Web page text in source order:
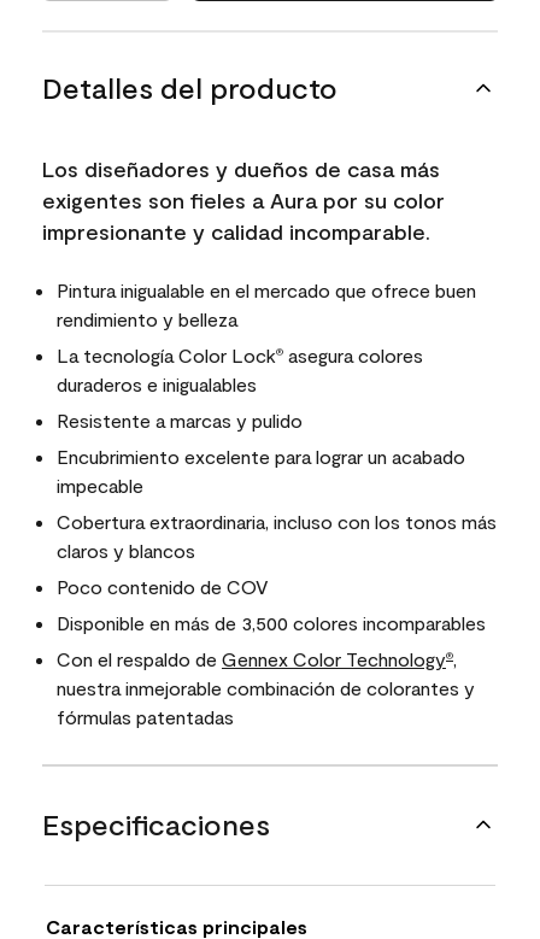
Detalles del producto
Los diseñadores y dueños de casa más
exigentes son fieles a Aura por su color
impresionante y calidad incomparable.
Pintura inigualable en el mercado que ofrece buen
rendimiento y belleza
La tecnología Color Lock® asegura colores
duraderos e inigualables
Resistente a marcas y pulido
Encubrimiento excelente para lograr un acabado
impecable
Cobertura extraordinaria, incluso con los tonos más
claros y blancos
Poco contenido de COV
Disponible en más de 3,500 colores incomparables
Con el respaldo de Gennex Color Technology®,
nuestra inmejorable combinación de colorantes y
fórmulas patentadas
Especificaciones
Características principales